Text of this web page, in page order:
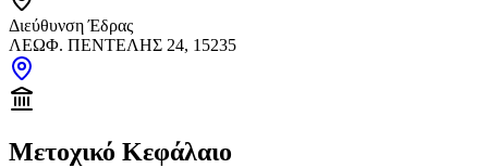
Διεύθυνση Έδρας
ΛΕΩΦ. ΠΕΝΤΕΛΗΣ 24, 15235
Μετοχικό Κεφάλαιο